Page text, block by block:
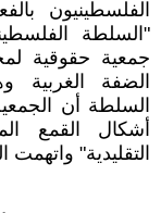
الفلسطينيون
جمعية حقوقية
الضفة الغربية
أشكال القمع
التقليدية"